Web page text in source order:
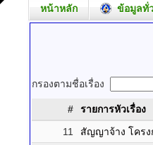
หน้าหลัก ข้อมูลทั่
กรองตามชื่อเรื่อง
#
รายการหัวเรื่อง
11
สัญญาจ้าง โคร